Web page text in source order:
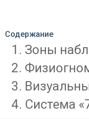
Содержание
Зоны
Система